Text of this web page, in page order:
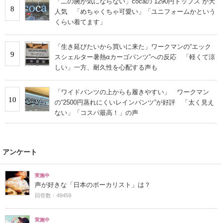
8
人気 「めちゃくちゃ可愛い」「ユニフォームかという
くらい着てます」
9
「生き延びたいから買いに来た」ワークマンの“エック
スシェルター暑熱αカーゴパンツ”への反応 「軽くて涼
しい」一方、耐久性を心配する声も
10
「ワイドパンツの上からも履きやすい」 ワークマン
の“2500円蒸れにくいレインパンツ”が好評 「太く見え
ない」「コスパ最高！」の声
アンケート
実施中
声が好きな「日本のボーカリスト」は？
回答数：49459
実施中